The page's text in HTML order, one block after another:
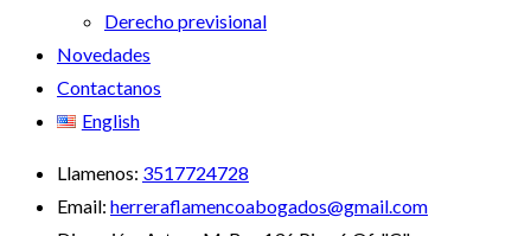
Derecho previsional
Novedades
Contactanos
English
Llamenos: 3517724728
Email: herreraflamencoabogados@gmail.com